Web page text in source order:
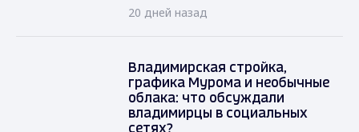
20 дней назад
Владимирская стройка,
графика Мурома и необычные
облака: что обсуждали
владимирцы в социальных
сетях?